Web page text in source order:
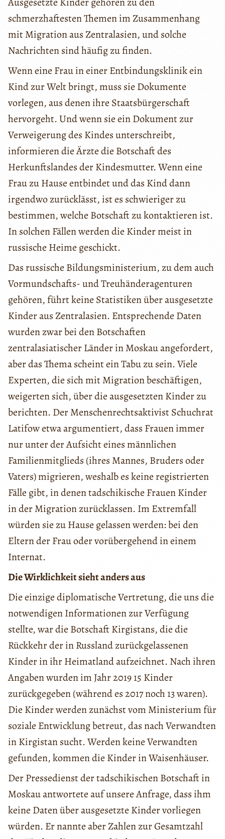
schmerzhaftesten Themen im Zusammenhang
mit Migration aus Zentralasien, und solche
Nachrichten sind häufig zu finden.
Wenn eine Frau in einer Entbindungsklinik ein
Kind zur Welt bringt, muss sie Dokumente
vorlegen, aus denen ihre Staatsbürgerschaft
hervorgeht. Und wenn sie ein Dokument zur
Verweigerung des Kindes unterschreibt,
informieren die Ärzte die Botschaft des
Herkunftslandes der Kindesmutter. Wenn eine
Frau zu Hause entbindet und das Kind dann
irgendwo zurücklässt, ist es schwieriger zu
bestimmen, welche Botschaft zu kontaktieren ist.
In solchen Fällen werden die Kinder meist in
russische Heime geschickt.
Das russische Bildungsministerium, zu dem auch
Vormundschafts- und Treuhänderagenturen
gehören, führt keine Statistiken über ausgesetzte
Kinder aus Zentralasien. Entsprechende Daten
wurden zwar bei den Botschaften
zentralasiatischer Länder in Moskau angefordert,
aber das Thema scheint ein Tabu zu sein. Viele
Experten, die sich mit Migration beschäftigen,
weigerten sich, über die ausgesetzten Kinder zu
berichten. Der Menschenrechtsaktivist Schuchrat
Latifow etwa argumentiert, dass Frauen immer
nur unter der Aufsicht eines männlichen
Familienmitglieds (ihres Mannes, Bruders oder
Vaters) migrieren, weshalb es keine registrierten
Fälle gibt, in denen tadschikische Frauen Kinder
in der Migration zurücklassen. Im Extremfall
würden sie zu Hause gelassen werden: bei den
Eltern der Frau oder vorübergehend in einem
Internat.
Die Wirklichkeit sieht anders aus
Die einzige diplomatische Vertretung, die uns die
notwendigen Informationen zur Verfügung
stellte, war die Botschaft Kirgistans, die die
Rückkehr der in Russland zurückgelassenen
Kinder in ihr Heimatland aufzeichnet. Nach ihren
Angaben wurden im Jahr 2019 15 Kinder
zurückgegeben (während es 2017 noch 13 waren).
Die Kinder werden zunächst vom Ministerium für
soziale Entwicklung betreut, das nach Verwandten
in Kirgistan sucht. Werden keine Verwandten
gefunden, kommen die Kinder in Waisenhäuser.
Der Pressedienst der tadschikischen Botschaft in
Moskau antwortete auf unsere Anfrage, dass ihm
keine Daten über ausgesetzte Kinder vorliegen
würden. Er nannte aber Zahlen zur Gesamtzahl